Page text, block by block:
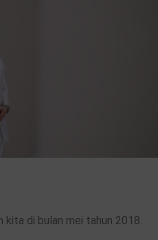
kita di bulan mei tahun 2018.